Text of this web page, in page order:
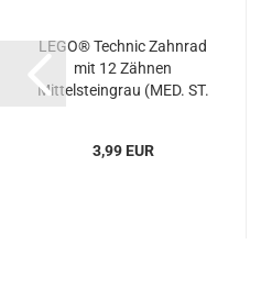
LEGO® Technic Zahnrad
mit 12 Zähnen
Mittelsteingrau (MED. ST.
3,99 EUR